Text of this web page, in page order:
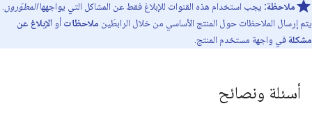
ملاحظة: يجب استخدام هذه القنوات للإبلاغ فقط عن المشاكل التي يواجههاالمطوّرون
يتم إرسال الملاحظات حول المنتج الأساسي من خلال الرابطَين ملاحظات أو الإبلاغ عن
مشكلة في واجهة مستخدم المنتج.
أسئلة ونصائح